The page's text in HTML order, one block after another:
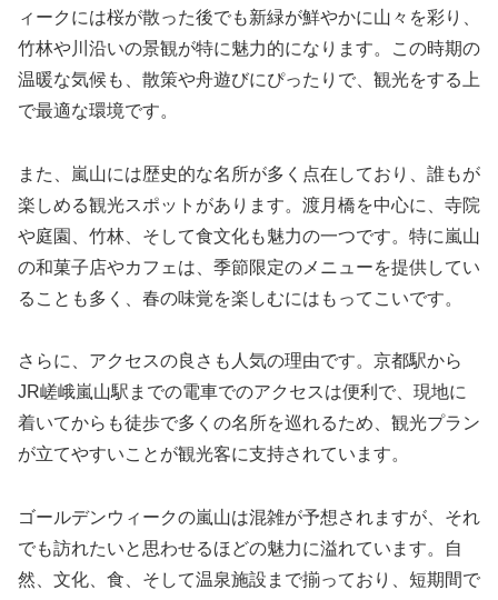
ィークには桜が散った後でも新緑が鮮やかに山々を彩り、
竹林や川沿いの景観が特に魅力的になります。この時期の
温暖な気候も、散策や舟遊びにぴったりで、観光をする上
で最適な環境です。
また、嵐山には歴史的な名所が多く点在しており、誰もが
楽しめる観光スポットがあります。渡月橋を中心に、寺院
や庭園、竹林、そして食文化も魅力の一つです。特に嵐山
の和菓子店やカフェは、季節限定のメニューを提供してい
ることも多く、春の味覚を楽しむにはもってこいです。
さらに、アクセスの良さも人気の理由です。京都駅から
JR嵯峨嵐山駅までの電車でのアクセスは便利で、現地に
着いてからも徒歩で多くの名所を巡れるため、観光プラン
が立てやすいことが観光客に支持されています。
ゴールデンウィークの嵐山は混雑が予想されますが、それ
でも訪れたいと思わせるほどの魅力に溢れています。自
然、文化、食、そして温泉施設まで揃っており、短期間で